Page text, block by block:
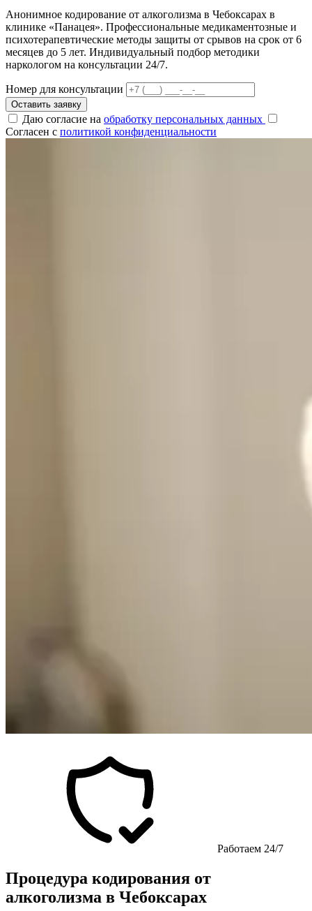
Анонимное кодирование от алкоголизма в Чебоксарах в
клинике «Панацея». Профессиональные медикаментозные и
психотерапевтические методы защиты от срывов на срок от 6
месяцев до 5 лет. Индивидуальный подбор методики
наркологом на консультации 24/7.
Номер для консультации
Оставить заявку
Даю согласие на обработку персональных данных
Согласен с политикой конфиденциальности
Работаем 24/7
Процедура кодирования от
алкоголизма в Чебоксарах